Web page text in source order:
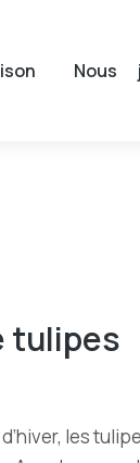
Nous
tulipes
les